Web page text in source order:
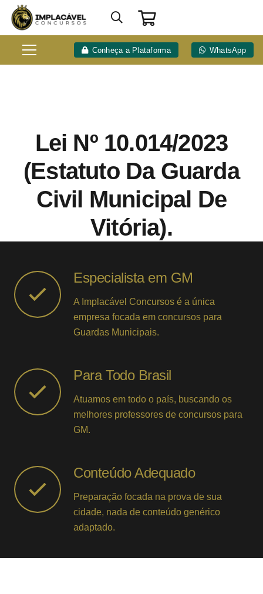
Conheça a Plataforma WhatsApp
Lei Nº 10.014/2023
(Estatuto Da Guarda
Civil Municipal De
Vitória).
Especialista em GM
A Implacável Concursos é a única
empresa focada em concursos para
Guardas Municipais.
Para Todo Brasil
Atuamos em todo o país, buscando os
melhores professores de concursos para
GM.
Conteúdo Adequado
Preparação focada na prova de sua
cidade, nada de conteúdo genérico
adaptado.